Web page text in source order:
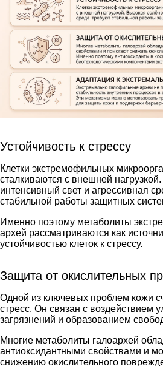
Устойчивость к стрессу
Клетки экстремофильных
сталкиваются с внешней
интенсивный свет и агрессивная
стабильной работы защитных
Именно поэтому метаболиты
архей рассматриваются как
устойчивостью клеток к стрессу.
Защита от окислительных
Одной из ключевых проблем кожи
стресс. Он связан с воздействием
загрязнений и образованием
Многие метаболиты галоархей
антиоксидантными свойствами и
снижению окислительного